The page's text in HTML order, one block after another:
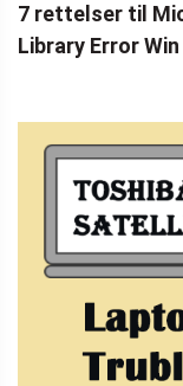
7 rettelser til
Library Error Win